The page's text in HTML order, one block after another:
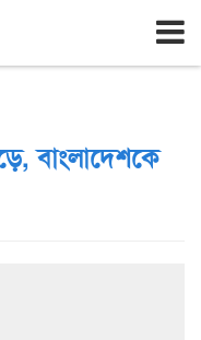
বাংলাদেশকে